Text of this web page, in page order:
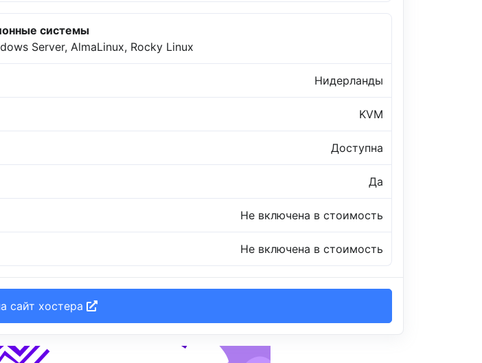
системы
Server, AlmaLinux, Rocky Linux
Нидерланды
KVM
Доступна
Да
Не включена в стоимость
Не включена в стоимость
сайт хостера